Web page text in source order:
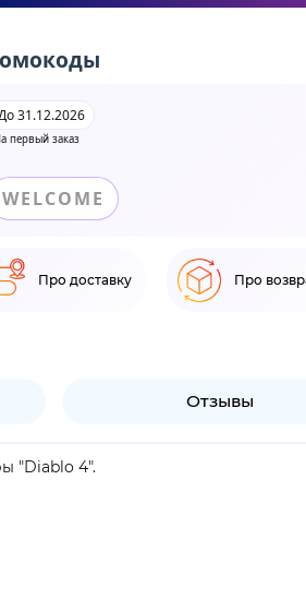
первый заказ
31.12.2026
WELCOME
Про доставку Про
Отзывы
"Diablo 4".